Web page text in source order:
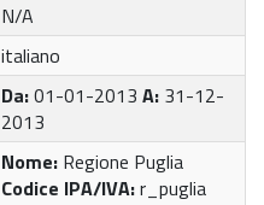
N/A
italiano
Da:01-01-2013 A: 31-12-
2013
Nome: Regione Puglia
Codice IPA/IVA:r_puglia